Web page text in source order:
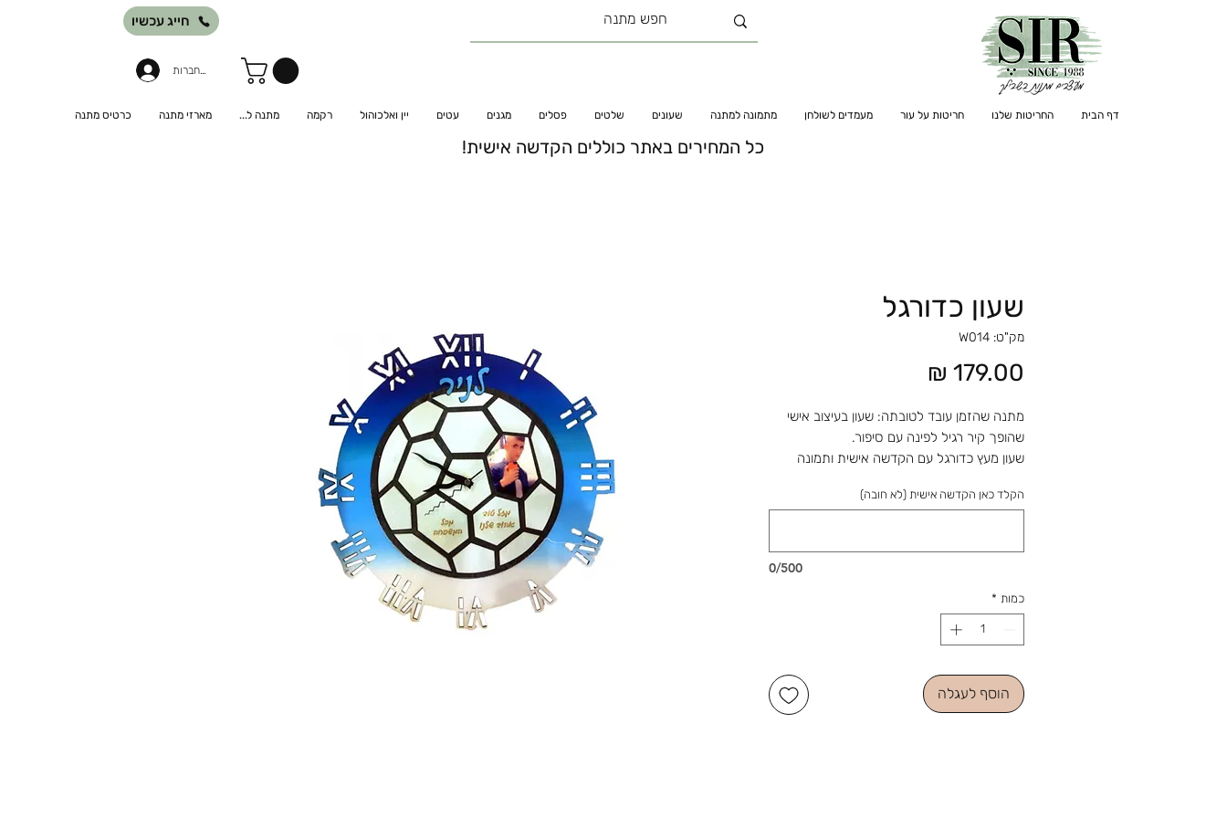
חייג עכשיו
להתחברות
דף הבית החריטות שלנו חריטות על עור מעמדים לשולחן מתמונה למתנה שעונים שלטים פסלים מגנים עטים יין ואלכוהול רקמה מתנה ל... מארזי מתנה כרטיס מתנה
כל המחירים באתר כוללים הקדשה אישית!
שעון כדורגל
מק"ט: W014
מתנה שהזמן עובד לטובתה: שעון בעיצוב אישי
שהופך קיר רגיל לפינה עם סיפור.
שעון מעץ כדורגל עם הקדשה אישית ותמונה
הקלד כאן הקדשה אישית (לא חובה)
0/500
כמות *
הוסף לעגלה